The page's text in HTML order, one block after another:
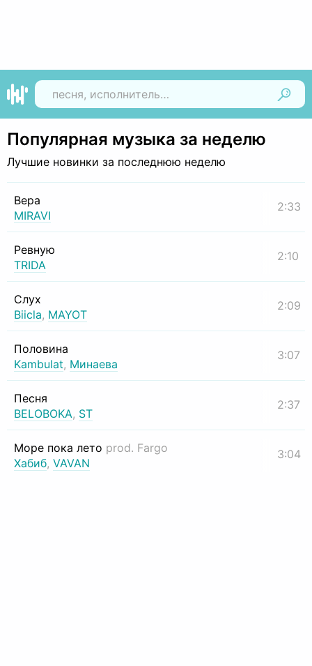
Популярная музыка за неделю
Лучшие новинки за последнюю неделю
Вера
MIRAVI
2:33
Ревную
TRIDA
2:10
Слух
Biicla, MAYOT
2:09
Половина
Kambulat, Минаева
3:07
Песня
BELOBOKA, ST
2:37
Море пока лето prod. Fargo
Хабиб, VAVAN
3:04